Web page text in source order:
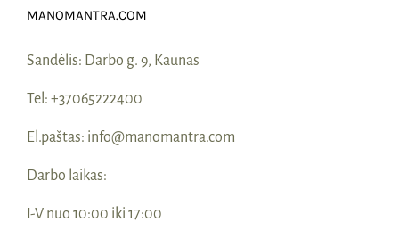
MANOMANTRA.COM
Sandėlis: Darbo g. 9, Kaunas
Tel: +37065222400
El.paštas: info@manomantra.com
Darbo laikas:
I-V nuo 10:00 iki 17:00